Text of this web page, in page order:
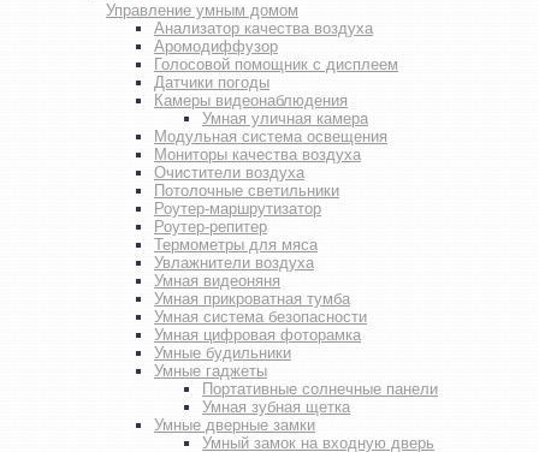
Управление умным домом
Анализатор качества воздуха
Аромодиффузор
Голосовой помощник с дисплеем
Датчики погоды
Камеры видеонаблюдения
Умная уличная камера
Модульная система освещения
Мониторы качества воздуха
Очистители воздуха
Потолочные светильники
Роутер-маршрутизатор
Роутер-репитер
Термометры для мяса
Увлажнители воздуха
Умная видеоняня
Умная прикроватная тумба
Умная система безопасности
Умная цифровая фоторамка
Умные будильники
Умные гаджеты
Портативные солнечные панели
Умная зубная щетка
Умные дверные замки
Умный замок на входную дверь